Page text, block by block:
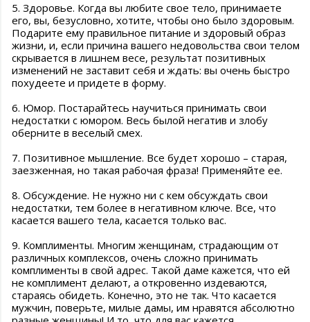
5. Здоровье. Когда вы любите свое тело, принимаете
его, вы, безусловно, хотите, чтобы оно было здоровым.
Подарите ему правильное питание и здоровый образ
жизни, и, если причина вашего недовольства свои телом
скрывается в лишнем весе, результат позитивных
изменений не заставит себя и ждать: вы очень быстро
похудеете и придете в форму.
6. Юмор. Постарайтесь научиться принимать свои
недостатки с юмором. Весь былой негатив и злобу
оберните в веселый смех.
7. Позитивное мышление. Все будет хорошо – старая,
заезженная, но такая рабочая фраза! Применяйте ее.
8. Обсуждение. Не нужно ни с кем обсуждать свои
недостатки, тем более в негативном ключе. Все, что
касается вашего тела, касается только вас.
9. Комплименты. Многим женщинам, страдающим от
различных комплексов, очень сложно принимать
комплименты в свой адрес. Такой даме кажется, что ей
не комплимент делают, а откровенно издеваются,
стараясь обидеть. Конечно, это не так. Что касается
мужчин, поверьте, милые дамы, им нравятся абсолютно